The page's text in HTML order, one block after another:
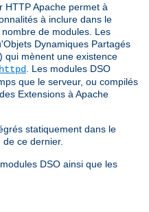
HTTP Apache permet à
à inclure dans le
de modules. Les
Dynamiques Partagés
qui mènent une existence
httpd
. Les modules DSO
que le serveur, ou compilés
Extensions à Apache
statiquement dans le
ce dernier.
DSO ainsi que les